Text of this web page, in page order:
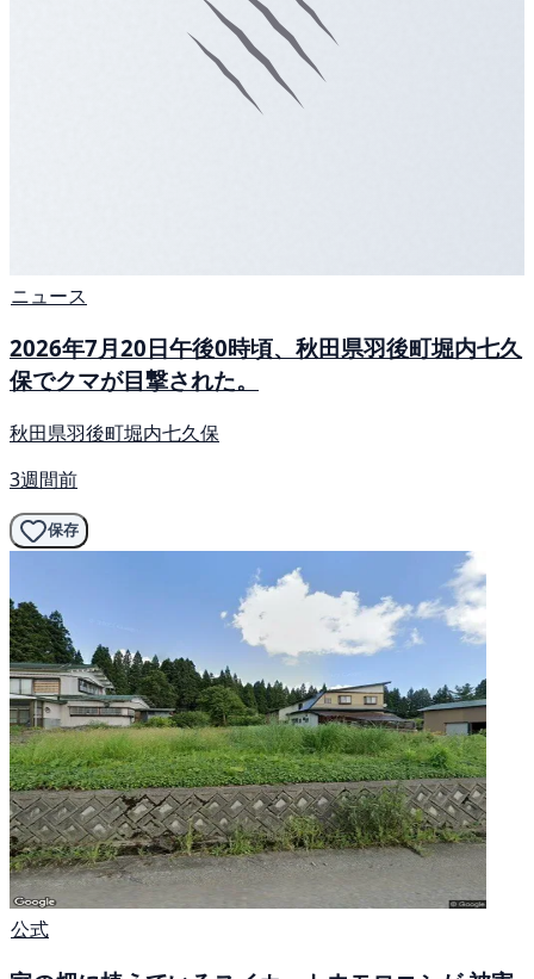
ニュース
2026年7月20日午後0時頃、秋田県羽後町堀内七久
保でクマが目撃された。
秋田県羽後町堀内七久保
3週間前
保存
公式